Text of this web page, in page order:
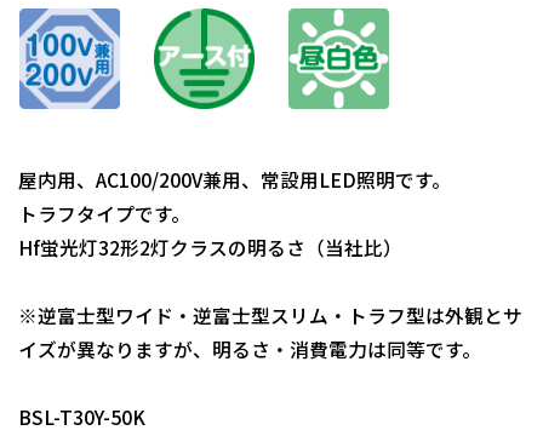
屋内用、AC100/200V兼用、常設用LED照明です。
トラフタイプです。
Hf蛍光灯32形2灯クラスの明るさ（当社比）
※逆富士型ワイド・逆富士型スリム・トラフ型は外観とサ
イズが異なりますが、明るさ・消費電力は同等です。
BSL-T30Y-50K